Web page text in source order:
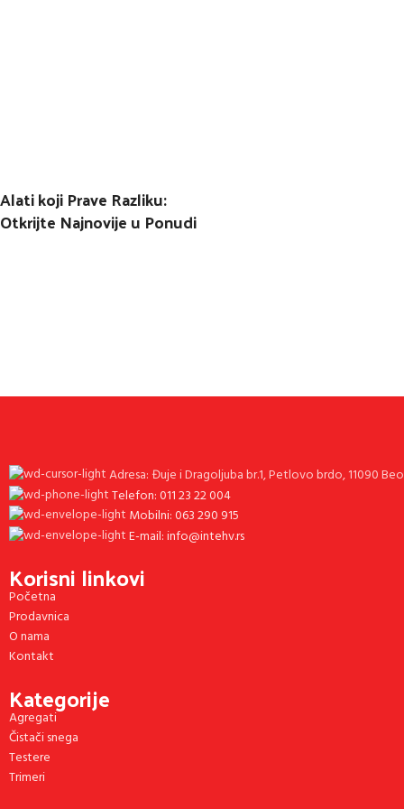
Alati koji Prave Razliku:
Otkrijte Najnovije u Ponudi
Adresa: Đuje i Dragoljuba br.1, Petlovo brdo, 11090
Telefon: 011 23 22 004
Mobilni: 063 290 915
E-mail: info@intehv.rs
Korisni linkovi
Početna
Prodavnica
O nama
Kontakt
Kategorije
Agregati
Čistači snega
Testere
Trimeri